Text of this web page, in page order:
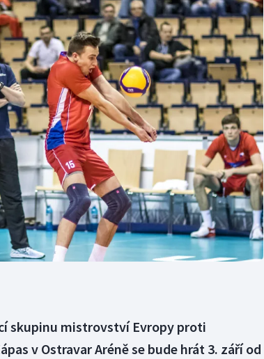
Moderní pětiboj
Motorsport
Olympijské hry
Parasport
Plavání
Plážový volejbal
Triatlon
Veslování
Vodní slalom
Volejbal
Ostatní
skupinu mistrovství Evropy proti
v Ostravar Aréně se bude hrát 3. září od